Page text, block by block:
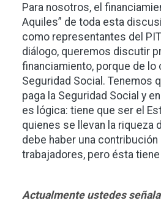
Para nosotros, el
Aquiles” de toda esta
como representantes del
diálogo, queremos discutir
financiamiento, porque de lo
Seguridad Social. Tenemos
paga la Seguridad Social y
es lógica: tiene que ser el
quienes se llevan la riqueza
debe haber una contribución
trabajadores, pero ésta
Actualmente ustedes